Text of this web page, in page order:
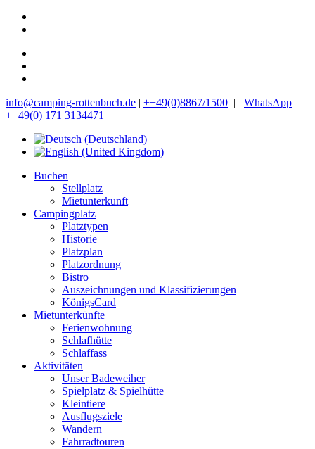
info@camping-rottenbuch.de | ++49(0)8867/1500 | WhatsApp
++49(0) 171 3134471
Buchen
Stellplatz
Mietunterkunft
Campingplatz
Platztypen
Historie
Platzplan
Platzordnung
Bistro
Auszeichnungen und Klassifizierungen
KönigsCard
Mietunterkünfte
Ferienwohnung
Schlafhütte
Schlaffass
Aktivitäten
Unser Badeweiher
Spielplatz & Spielhütte
Kleintiere
Ausflugsziele
Wandern
Fahrradtouren